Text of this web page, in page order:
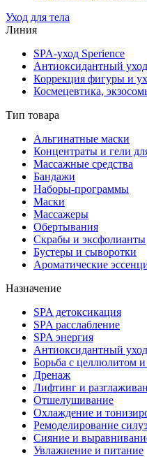
Уход для тела
Линия
SPA-уход Sperience
Антиоксидантный
Коррекция фигуры и
Космецевтика,
Тип товара
Альгинатные маски
Концентраты и гели
Массажные средства
Бандажи
Наборы-программы
Маски
Массажеры
Обертывания
Скрабы и эксфолианты
Бустеры и сыворотки
Ароматические
Назначение
SPA детоксикация
SPA расслабление
SPA энергия
Антиоксидантный уход
Борьба с целлюлитом
Дренаж
Лифтинг и
Отшелушивание
Охлаждение и
Ремоделирование
Сияние и
Увлажнение и питание